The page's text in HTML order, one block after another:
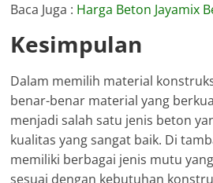
Baca Juga : Harga Beton Jayamix
Kesimpulan
Dalam memilih material
benar-benar material yang
menjadi salah satu jenis beton
kualitas yang sangat baik. Di
memiliki berbagai jenis mutu
sesuai dengan kebutuhan